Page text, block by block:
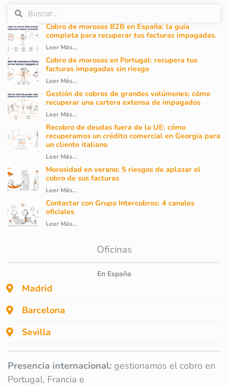
Cobro de morosos B2B en España: la guía
completa para recuperar tus facturas impagadas.
Leer Más...
Cobro de morosos en Portugal: recupera tus
facturas impagadas sin riesgo
Leer Más...
Gestión de cobros de grandes volúmenes: cómo
recuperar una cartera extensa de impagados
Leer Más...
Recobro de deudas fuera de la UE: cómo
recuperamos un crédito comercial en Georgia para
un cliente italiano
Leer Más...
Morosidad en verano: 5 riesgos de aplazar el
cobro de sus facturas
Leer Más...
Contactar con Grupo Intercobros: 4 canales
oficiales
Leer Más...
Oficinas
En España
Madrid
Barcelona
Sevilla
Presencia internacional: gestionamos el cobro en
Portugal, Francia e